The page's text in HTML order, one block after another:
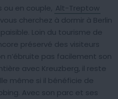
ou en couple, Alt-Treptow
cherchez à dormir à Berlin
Loin du tourisme de
préservé des visiteurs
n’ébruite pas facilement son
avec Kreuzberg, il reste
même si il bénéficie de
Avec son parc et ses